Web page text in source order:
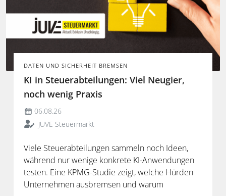
DATEN UND SICHERHEIT BREMSEN
KI in Steuerabteilungen: Viel Neugier,
noch wenig Praxis
06.08.26
JUVE Steuermarkt
Viele Steuerabteilungen sammeln noch Ideen,
während nur wenige konkrete KI-Anwendungen
testen. Eine KPMG-Studie zeigt, welche Hürden
Unternehmen ausbremsen und warum